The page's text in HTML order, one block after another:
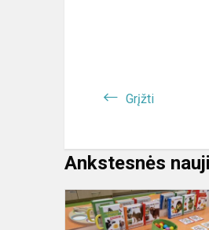
Grįžti
Ankstesnės